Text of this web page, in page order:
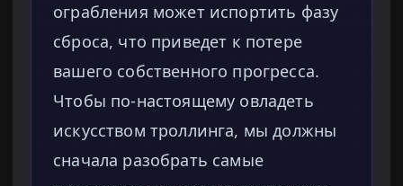
ограбления может испортить фазу
сброса, что приведет к потере
вашего собственного прогресса.
Чтобы по-настоящему овладеть
искусством троллинга, мы должны
сначала разобрать самые